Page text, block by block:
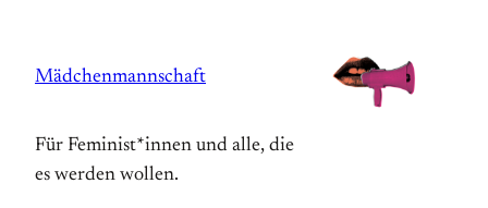
springen
Mädchenmannschaft
Für Feminist*innen und alle, die
es werden wollen.